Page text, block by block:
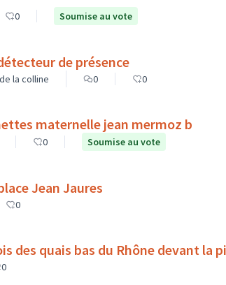
0 Soumise au vote
de présence
la colline 0 0
maternelle jean mermoz b
0 Soumise au vote
Jean Jaures
0
des quais bas du Rhône devant la
0